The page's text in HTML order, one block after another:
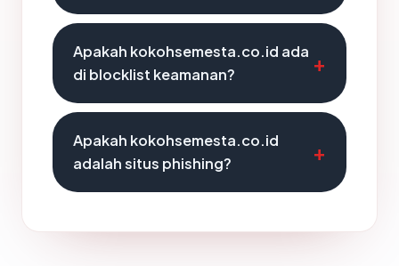
Apakah kokohsemesta.co.id ada
di blocklist keamanan?
Apakah kokohsemesta.co.id
adalah situs phishing?